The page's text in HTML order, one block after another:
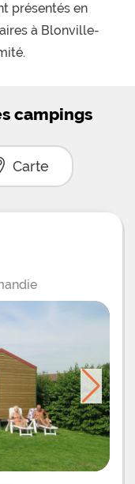
présentés en
à Blonville-
campings
Carte